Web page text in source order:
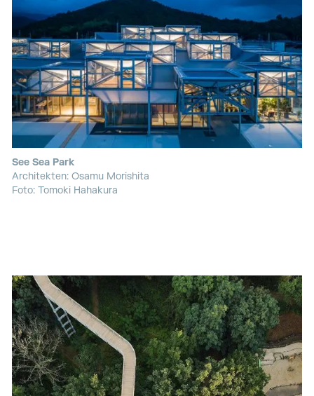
See Sea Park
Architekten: Osamu Morishita
Foto: Tomoki Hahakura